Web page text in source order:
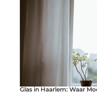
Glas in Haarlem: Waar